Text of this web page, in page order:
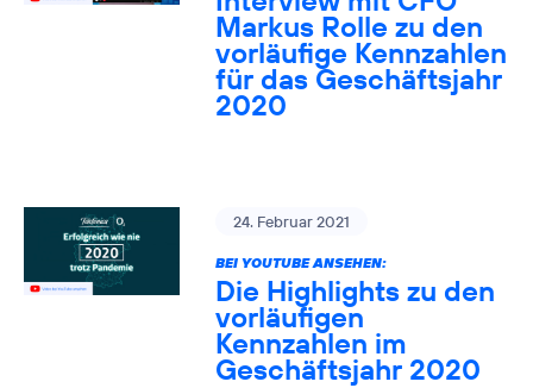
Markus Rolle zu den
vorläufige Kennzahlen
für das Geschäftsjahr
2020
24. Februar 2021
BEI YOUTUBE ANSEHEN:
Die Highlights zu den
vorläufigen
Kennzahlen im
Geschäftsjahr 2020